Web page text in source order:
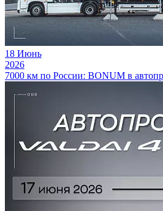
18 Июнь
2026
7000 км по России: BONUM в